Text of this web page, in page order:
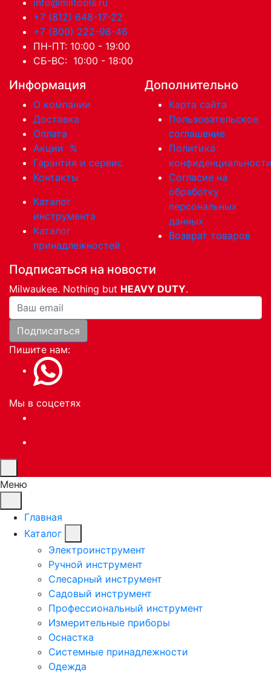
+7 (812) 648-17-22
+7 (800) 222-98-46
ПН-ПТ: 10:00 - 19:00
СБ-ВС: 10:00 - 18:00
Информация
О компании
Доставка
Оплата
Акции %
Гарантия и сервис
Контакты
Каталог
инструмента
Каталог
принадлежностей
Дополнительно
Карта сайта
Пользовательское
соглашение
Политика
Согласие на
обработку
персональных
данных
Возврат товаров
Подписаться на новости
Milwaukee. Nothing but HEAVY DUTY.
Ваша почта
Подписаться
Пишите нам:
Мы в соцсетях
Меню
Главная
Каталог
Электроинструмент
Ручной инструмент
Слесарный инструмент
Садовый инструмент
Профессиональный инструмент
Измерительные приборы
Оснастка
Системные принадлежности
Одежда